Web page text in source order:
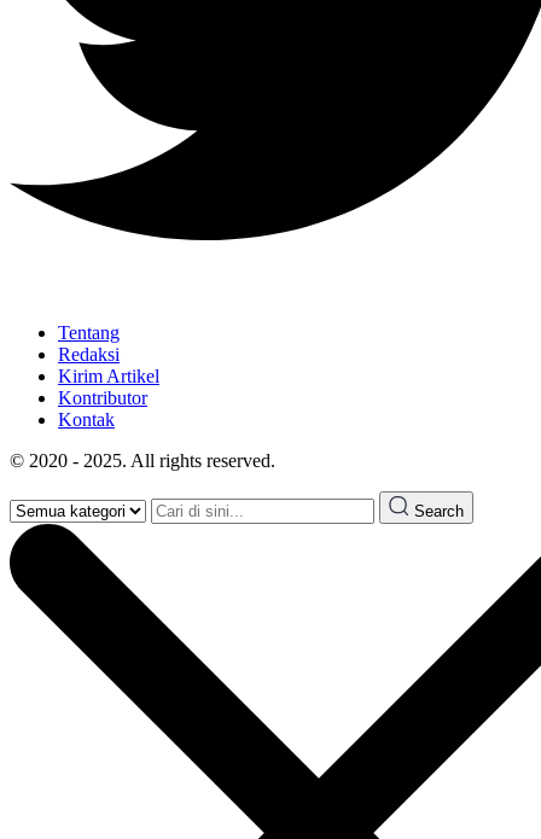
Tentang
Redaksi
Kirim Artikel
Kontributor
Kontak
© 2020 - 2025. All rights reserved.
Search